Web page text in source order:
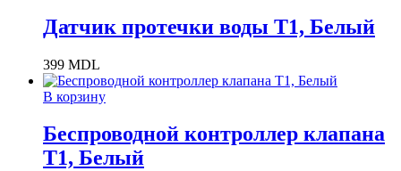
Датчик протечки воды T1, Белый
399 MDL
В корзину
Беспроводной контроллер клапана
T1, Белый